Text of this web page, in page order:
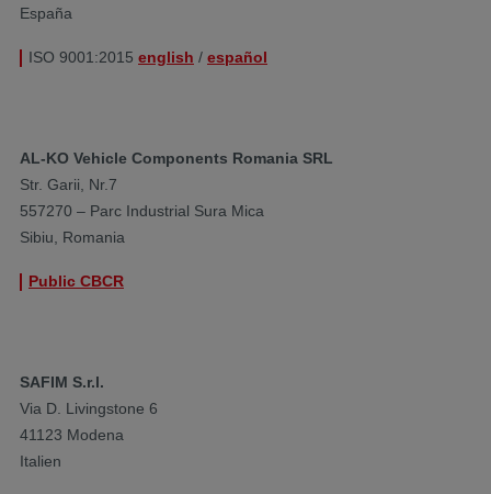
España
ISO 9001:2015 english / español
AL-KO Vehicle Components Romania SRL
Str. Garii, Nr.7
557270 – Parc Industrial Sura Mica
Sibiu, Romania
Public CBCR
SAFIM S.r.l.
Via D. Livingstone 6
41123 Modena
Italien